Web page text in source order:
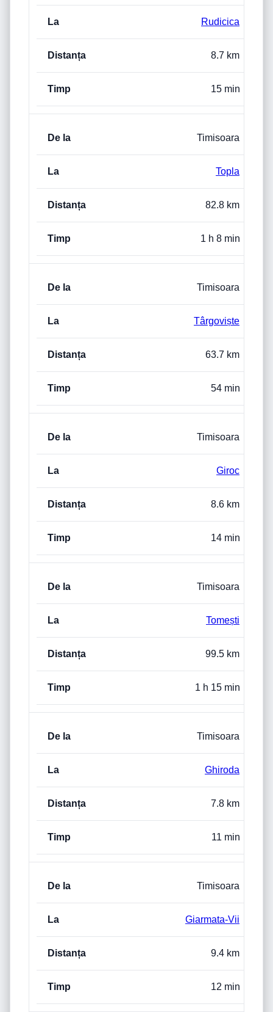
Rudicica
8.7 km
15 min
Timisoara
Topla
82.8 km
1 h 8 min
Timisoara
Târgoviște
63.7 km
54 min
Timisoara
Giroc
8.6 km
14 min
Timisoara
Tomești
99.5 km
1 h 15 min
Timisoara
Ghiroda
7.8 km
11 min
Timisoara
Giarmata-Vii
9.4 km
12 min